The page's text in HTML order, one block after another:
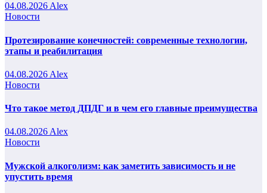
04.08.2026 Alex
Новости
Протезирование конечностей: современные технологии,
этапы и реабилитация
04.08.2026 Alex
Новости
Что такое метод ДПДГ и в чем его главные преимущества
04.08.2026 Alex
Новости
Мужской алкоголизм: как заметить зависимость и не
упустить время